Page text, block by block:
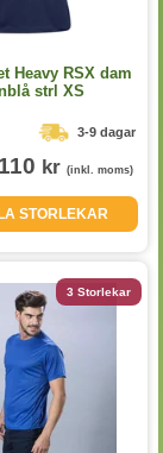
Heavy RSX dam
strl XS
3-9 dagar
110 kr (inkl. moms)
STORLEKAR
3 Storlekar